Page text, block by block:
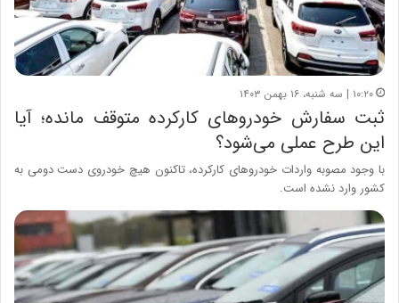
۱۰:۲۰ | سه شنبه، ۱۶ بهمن ۱۴۰۳
ثبت سفارش خودروهای کارکرده متوقف مانده؛ آیا
این طرح عملی می‌شود؟
با وجود مصوبه واردات خودروهای کارکرده، تاکنون هیچ خودروی دست دومی به
کشور وارد نشده است.